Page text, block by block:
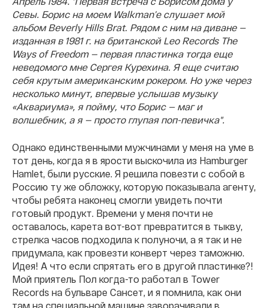
Севы. Борис на моем Walkman’е слушает мой
альбом Beverly Hills Brat. Рядом с ним на диване —
изданная в 1981 г. на британской Leo Records The
Ways of Freedom — первая пластинка тогда еще
неведомого мне Сергея Курехина. Я еще считаю
себя крутым американским рокером. Но уже через
несколько минут, впервые услышав музыку
«Аквариума», я пойму, что Борис — маг и
волшебник, а я — просто глупая поп-певичка".
Однако единственными мужчинами у меня на уме в
тот день, когда я в ярости выскочила из Hamburger
Hamlet, были русские. Я решила повезти с собой в
Россию ту же обложку, которую показывала агенту,
чтобы ребята наконец смогли увидеть почти
готовый продукт. Времени у меня почти не
оставалось, карета вот-вот превратится в тыкву,
стрелка часов подходила к полуночи, а я так и не
придумала, как провезти конверт через таможню.
Идея! А что если спрятать его в другой пластинке?!
Мой приятель Пол когда-то работал в Tower
Records на бульваре Сансет, и я помнила, как они
там на специальной машине заворачивали в